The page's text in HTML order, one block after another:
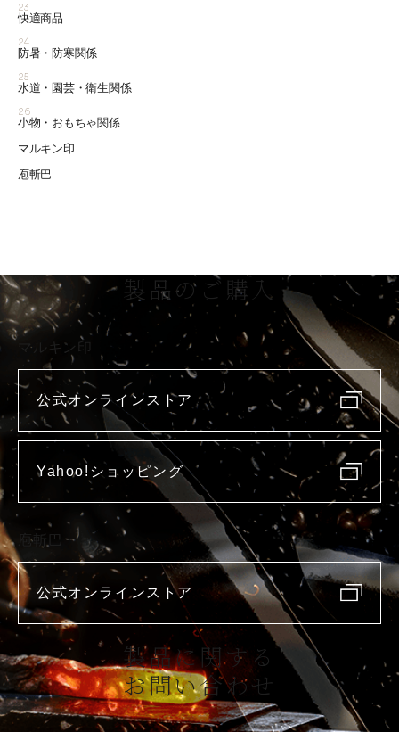
23
快適商品
24
防暑・防寒関係
25
水道・園芸・衛生関係
26
小物・おもちゃ関係
マルキン印
庖斬巴
製品のご購入
マルキン印
公式オンラインストア
Yahoo!ショッピング
庖斬巴
公式オンラインストア
製品に関する
お問い合わせ